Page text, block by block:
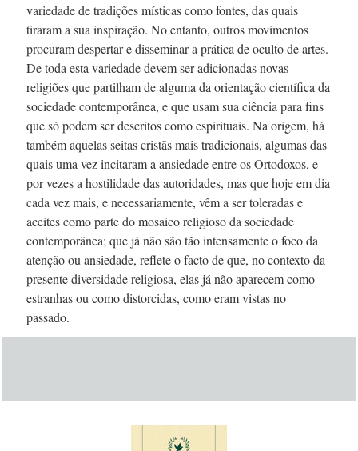
variedade de tradições místicas como fontes, das quais
tiraram a sua inspiração. No entanto, outros movimentos
procuram despertar e disseminar a prática de oculto de artes.
De toda esta variedade devem ser adicionadas novas
religiões que partilham de alguma da orientação científica da
sociedade contemporânea, e que usam sua ciência para fins
que só podem ser descritos como espirituais. Na origem, há
também aquelas seitas cristãs mais tradicionais, algumas das
quais uma vez incitaram a ansiedade entre os Ortodoxos, e
por vezes a hostilidade das autoridades, mas que hoje em dia
cada vez mais, e necessariamente, vêm a ser toleradas e
aceites como parte do mosaico religioso da sociedade
contemporânea; que já não são tão intensamente o foco da
atenção ou ansiedade, reflete o facto de que, no contexto da
presente diversidade religiosa, elas já não aparecem como
estranhas ou como distorcidas, como eram vistas no
passado.